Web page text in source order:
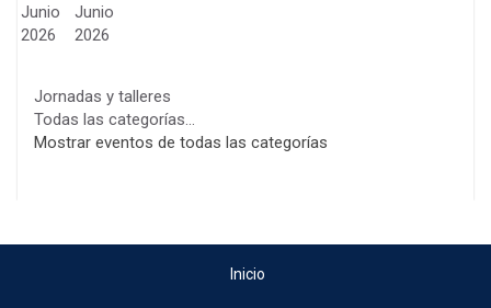
Junio
2026
Junio
2026
Jornadas y talleres
Todas las categorías...
Mostrar eventos de todas las categorías
Inicio